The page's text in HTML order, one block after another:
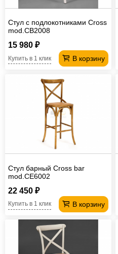
Стул с подлокотниками Cross
mod.CB2008
15 980 ₽
В корзину
Купить в 1 клик
Стул барный Cross bar
mod.CE6002
22 450 ₽
В корзину
Купить в 1 клик